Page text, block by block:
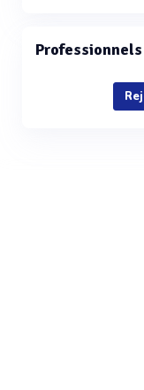
Professionnels